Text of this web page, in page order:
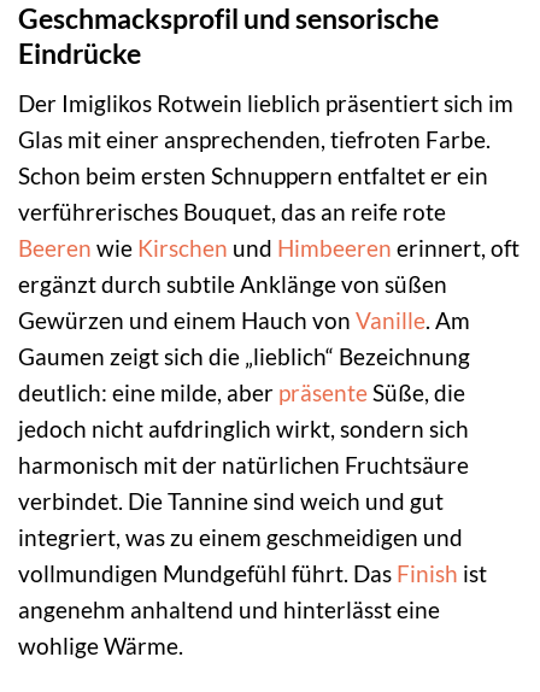
Geschmacksprofil und sensorische
Eindrücke
Der Imiglikos Rotwein lieblich präsentiert sich im
Glas mit einer ansprechenden, tiefroten Farbe.
Schon beim ersten Schnuppern entfaltet er ein
verführerisches Bouquet, das an reife rote
Beeren wie Kirschen und Himbeeren erinnert, oft
ergänzt durch subtile Anklänge von süßen
Gewürzen und einem Hauch von Vanille. Am
Gaumen zeigt sich die „lieblich“ Bezeichnung
deutlich: eine milde, aber präsenteSüße, die
jedoch nicht aufdringlich wirkt, sondern sich
harmonisch mit der natürlichen Fruchtsäure
verbindet. Die Tannine sind weich und gut
integriert, was zu einem geschmeidigen und
vollmundigen Mundgefühl führt. Das Finish ist
angenehm anhaltend und hinterlässt eine
wohlige Wärme.